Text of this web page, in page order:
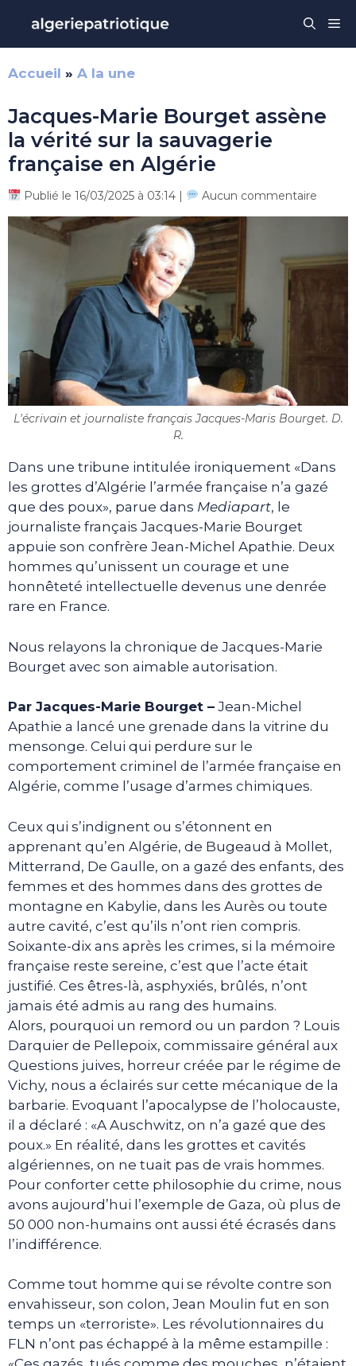
contenu
Accueil » A la une
Jacques-Marie Bourget assène
la vérité sur la sauvagerie
française en Algérie
Publié le 16/03/2025 à 03:14 | Aucun commentaire
L'écrivain et journaliste français Jacques-Maris Bourget. D.
R.
Dans une tribune intitulée ironiquement «Dans
les grottes d’Algérie l’armée française n’a gazé
que des poux», parue dans Mediapart, le
journaliste français Jacques-Marie Bourget
appuie son confrère Jean-Michel Apathie. Deux
hommes qu’unissent un courage et une
honnêteté intellectuelle devenus une denrée
rare en France.
Nous relayons la chronique de Jacques-Marie
Bourget avec son aimable autorisation.
Par Jacques-Marie Bourget – Jean-Michel
Apathie a lancé une grenade dans la vitrine du
mensonge. Celui qui perdure sur le
comportement criminel de l’armée française en
Algérie, comme l’usage d’armes chimiques.
Ceux qui s’indignent ou s’étonnent en
apprenant qu’en Algérie, de Bugeaud à Mollet,
Mitterrand, De Gaulle, on a gazé des enfants, des
femmes et des hommes dans des grottes de
montagne en Kabylie, dans les Aurès ou toute
autre cavité, c’est qu’ils n’ont rien compris.
Soixante-dix ans après les crimes, si la mémoire
française reste sereine, c’est que l’acte était
justifié. Ces êtres-là, asphyxiés, brûlés, n’ont
jamais été admis au rang des humains.
Alors, pourquoi un remord ou un pardon ? Louis
Darquier de Pellepoix, commissaire général aux
Questions juives, horreur créée par le régime de
Vichy, nous a éclairés sur cette mécanique de la
barbarie. Evoquant l’apocalypse de l’holocauste,
il a déclaré : «A Auschwitz, on n’a gazé que des
poux.» En réalité, dans les grottes et cavités
algériennes, on ne tuait pas de vrais hommes.
Pour conforter cette philosophie du crime, nous
avons aujourd’hui l’exemple de Gaza, où plus de
50 000 non-humains ont aussi été écrasés dans
l’indifférence.
Comme tout homme qui se révolte contre son
envahisseur, son colon, Jean Moulin fut en son
temps un «terroriste». Les révolutionnaires du
FLN n’ont pas échappé à la même estampille :